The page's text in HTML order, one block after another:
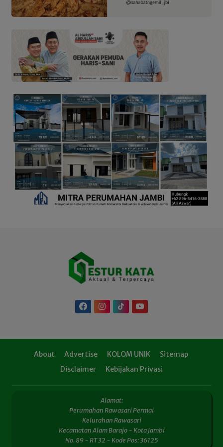
About Advertise KOLOM UNIK
Sitemap
Disclaimer
Kebijakan Privasi
Alamat:
Perumahan Rawasari Permai
Kelurahan Rawasari
Kecamatan Alam Barajo - Kota Jambi
No. 89 - RT 32 - Kode Pos: 36125